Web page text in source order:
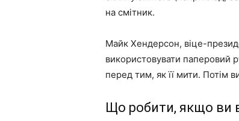
на смітник.
Майк Хендерсон, віце-
використовувати паперовий
перед тим, як її мити. Потім
Що робити, якщо ви